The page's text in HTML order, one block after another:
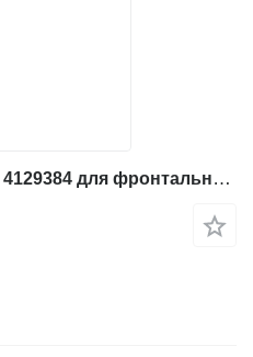
Гидроцилиндр Caterpillar 4129384 для фронтального погрузчика Caterpillar 6030 6040 6060 966D 966E 970F 966F 6040FS 6050FS 6060FS 9090FS 966FII